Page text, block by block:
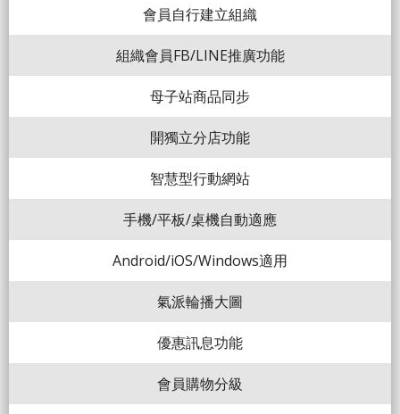
會員自行建立組織
組織會員FB/LINE推廣功能
母子站商品同步
開獨立分店功能
智慧型行動網站
手機/平板/桌機自動適應
Android/iOS/Windows適用
氣派輪播大圖
優惠訊息功能
會員購物分級